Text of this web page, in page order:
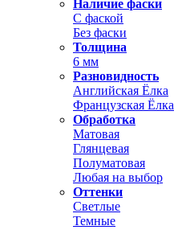
Наличие фаски
С фаской
Без фаски
Толщина
6 мм
Разновидность
Английская Ёлка
Французская Ёлка
Обработка
Матовая
Глянцевая
Полуматовая
Любая на выбор
Оттенки
Светлые
Темные